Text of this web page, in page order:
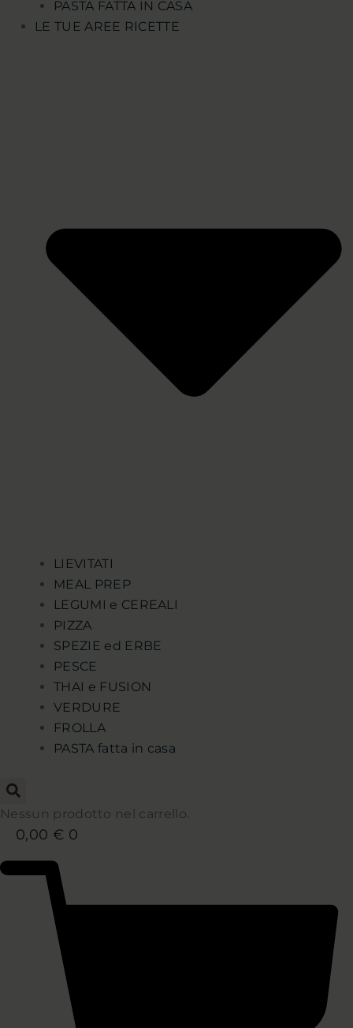
PASTA FATTA IN CASA
LE TUE AREE RICETTE
LIEVITATI
MEAL PREP
LEGUMI e CEREALI
PIZZA
SPEZIE ed ERBE
PESCE
THAI e FUSION
VERDURE
FROLLA
PASTA fatta in casa
Nessun prodotto nel carrello.
0,00 € 0